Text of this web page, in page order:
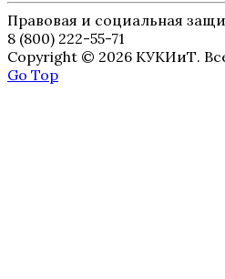
Правовая и социальная
8 (800) 222-55-71
Copyright © 2026 КУКИиТ.
Go Top